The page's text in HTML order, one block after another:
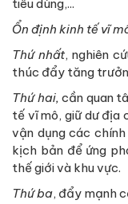
tiêu dùng,...
Ổn định kinh tế vĩ
Thứ nhất, nghiên
thúc đẩy tăng
Thứ hai, cần quan
tế vĩ mô, giữ dư địa
vận dụng các
kịch bản để ứng
thế giới và khu vực.
Thứ ba, đẩy mạnh